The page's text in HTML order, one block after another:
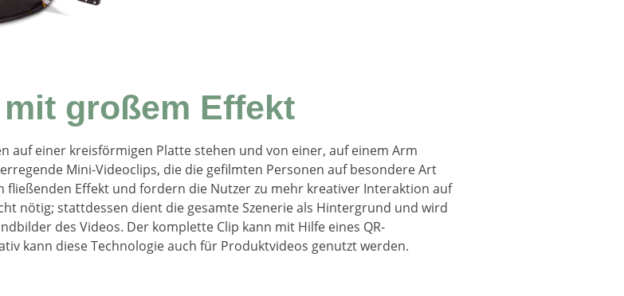
großem Effekt
auf einer kreisförmigen Platte stehen und von einer, auf einem Arm
Mini-Videoclips, die die gefilmten Personen auf besondere Art
Effekt und fordern die Nutzer zu mehr kreativer Interaktion auf
nötig; stattdessen dient die gesamte Szenerie als Hintergrund und wird
des Videos. Der komplette Clip kann mit Hilfe eines QR-
kann diese Technologie auch für Produktvideos genutzt werden.